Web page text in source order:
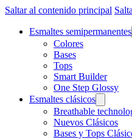
Saltar al contenido principal
Esmaltes semipermanentes
Colores
Bases
Tops
Smart Builder
One Step Glossy
Esmaltes clásicos
Breathable
Nuevos Clásicos
Bases y Tops